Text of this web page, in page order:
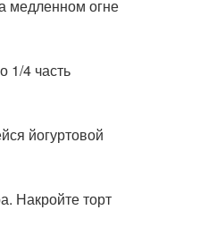
медленном огне
1/4 часть
йогуртовой
Накройте торт